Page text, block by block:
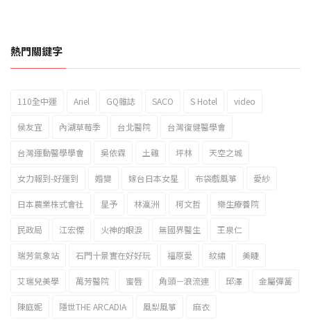
2023新北市北海岸國際風箏節「風在石起」霸氣回歸
熱門關鍵字
110全中運 Ariel GQ雜誌 SACO S Hotel video
侯友宜 內湖草莓季 台北醫院 台灣復健醫學會
台灣運動醫學學會 吳依霖 土雞 坪林 天空之城
女力報到-好運到 婚變 嫁台日本女星 布袋戲風箏 愛紗
日本農業株式會社 星予 林瀛洲 柯文哲 樂生療養院
民政局 江宏傑 火神的眼淚 無國界醫生 王泉仁
瑞芳氣象站 石門十景實在好好玩 福原愛 紋繡 美睫
艾瑞兒美學 萬芳醫院 蜜唇 角頭－浪流連 邱澤 金屬彈簧
陳庭妮 隱世THE ARCADIA 風梨風箏 麻衣